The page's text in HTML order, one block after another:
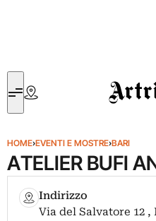
Artribune
HOME›EVENTI E MOSTRE›BARI
ATELIER BUFI
Indirizzo
Via del Salvatore 12